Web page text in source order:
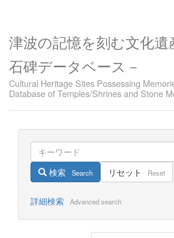
津波の記憶を刻む文化
石碑データベース－
Cultural Heritage Sites Possessing
Database of Temples/Shrines and Stone
検索 Search リセット Reset
詳細検索 Advanced search